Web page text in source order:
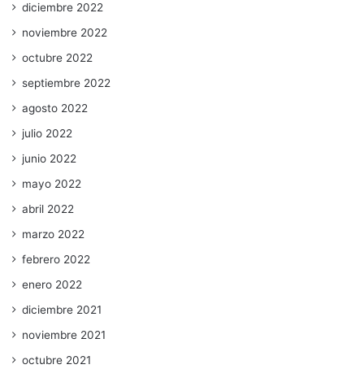
diciembre 2022
noviembre 2022
octubre 2022
septiembre 2022
agosto 2022
julio 2022
junio 2022
mayo 2022
abril 2022
marzo 2022
febrero 2022
enero 2022
diciembre 2021
noviembre 2021
octubre 2021